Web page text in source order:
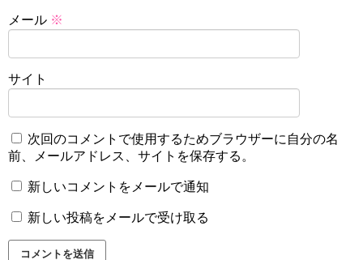
メール ※
サイト
次回のコメントで使用するためブラウザーに自分の名
前、メールアドレス、サイトを保存する。
新しいコメントをメールで通知
新しい投稿をメールで受け取る